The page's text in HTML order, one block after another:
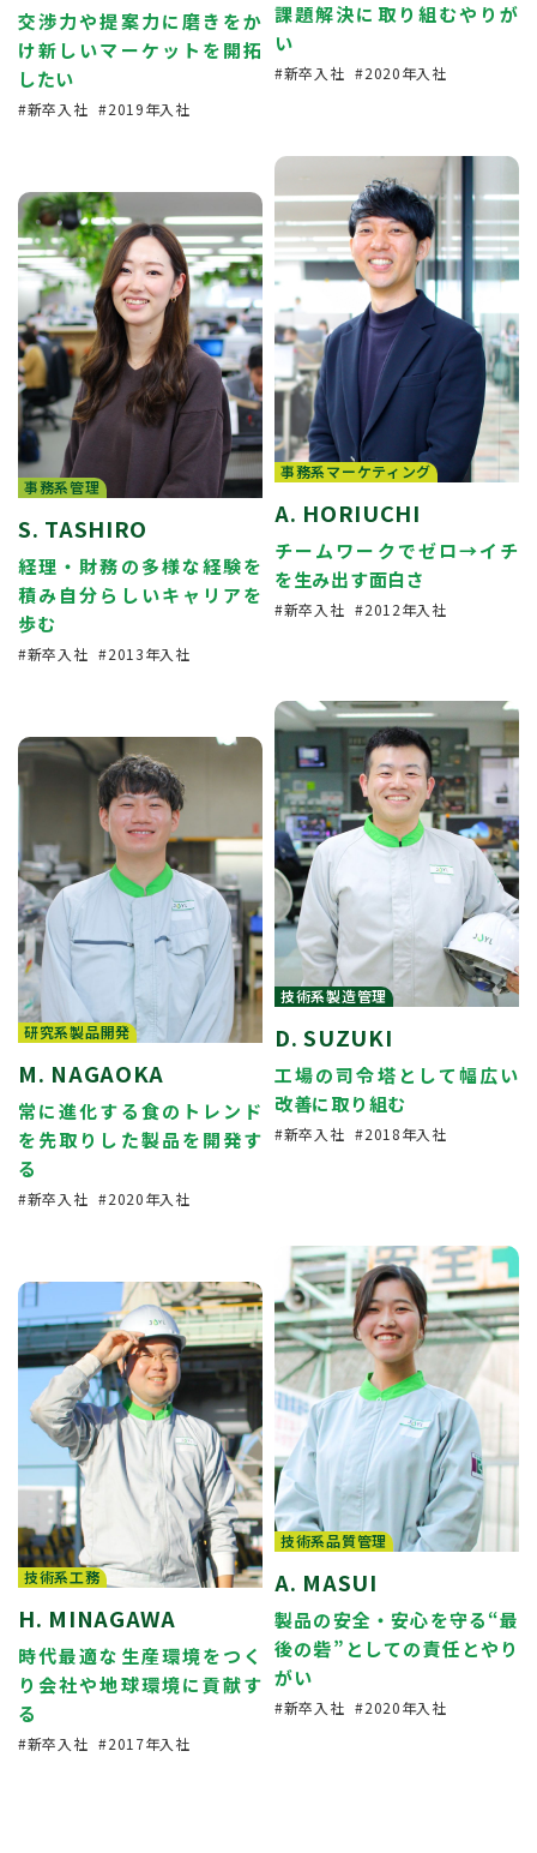
交渉力や提案力に磨きをか
け新しいマーケットを開拓
したい
新卒入社 2019年入社
課題解決に取り組むやりが
い
新卒入社 2020年入社
事務系管理
S. TASHIRO
経理・財務の多様な経験を
積み自分らしいキャリアを
歩む
新卒入社 2013年入社
事務系マーケティング
A. HORIUCHI
チームワークでゼロ→イチ
を生み出す面白さ
新卒入社 2012年入社
研究系製品開発
M. NAGAOKA
常に進化する食のトレンド
を先取りした製品を開発す
る
新卒入社 2020年入社
技術系製造管理
D. SUZUKI
工場の司令塔として幅広い
改善に取り組む
新卒入社 2018年入社
技術系工務
H. MINAGAWA
時代最適な生産環境をつく
り会社や地球環境に貢献す
る
新卒入社 2017年入社
技術系品質管理
A. MASUI
製品の安全・安心を守る“最
後の砦”としての責任とやり
がい
新卒入社 2020年入社